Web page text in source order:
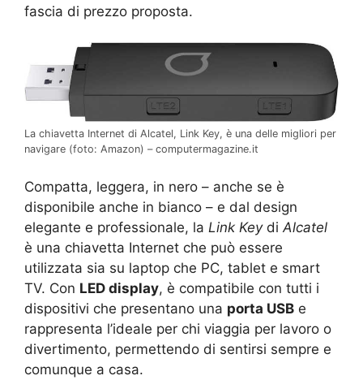
fascia di prezzo proposta.
La chiavetta Internet di Alcatel, Link Key, è una delle migliori per
navigare (foto: Amazon) – computermagazine.it
Compatta, leggera, in nero – anche se è
disponibile anche in bianco – e dal design
elegante e professionale, la Link KeydiAlcatel
è una chiavetta Internet che può essere
utilizzata sia su laptop che PC, tablet e smart
TV. Con LED display, è compatibile con tutti i
dispositivi che presentano una porta USB e
rappresenta l’ideale per chi viaggia per lavoro o
divertimento, permettendo di sentirsi sempre e
comunque a casa.